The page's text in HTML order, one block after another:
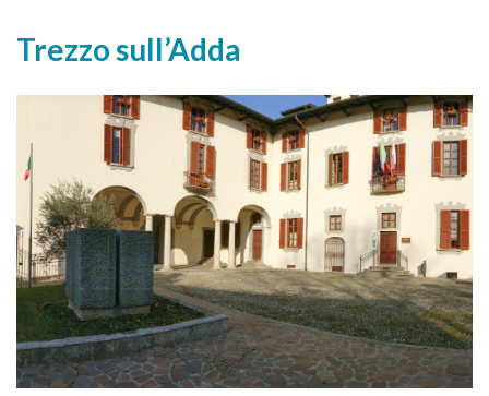
Trezzo sull’Adda